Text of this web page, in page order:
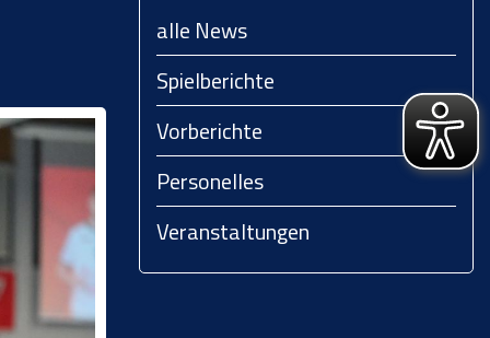
alle News
Spielberichte
Vorberichte
Personelles
Veranstaltungen